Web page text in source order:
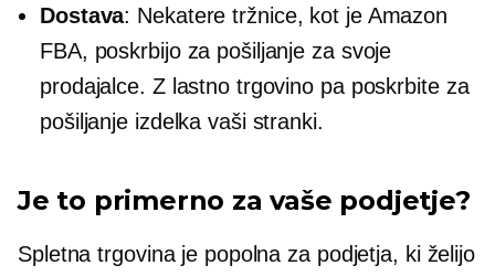
Dostava: Nekatere tržnice, kot je Amazon
FBA, poskrbijo za pošiljanje za svoje
prodajalce. Z lastno trgovino pa poskrbite za
pošiljanje izdelka vaši stranki.
Je to primerno za vaše podjetje?
Spletna trgovina je popolna za podjetja, ki želijo